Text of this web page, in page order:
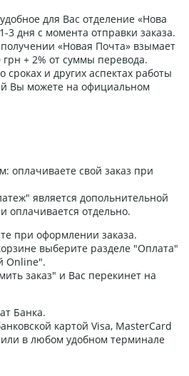
для Вас отделение «Нова
3 дня с момента отправки заказа.
«Новая Почта» взымает
+ 2% от суммы перевода.
сроках и других аспектах работы
Вы можете на официальном
оплачиваете свой заказ при
является допольнительной
оплачивается отдельно.
при оформлении заказа.
выберите разделе "Оплата"
Online".
заказ" и Вас перекинет на
Банка.
картой Visa, MasterCard
в любом удобном терминале